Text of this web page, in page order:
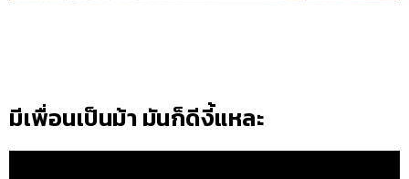
มีเพื่อนเป็นม้า มันก็ดีงี้แหละ